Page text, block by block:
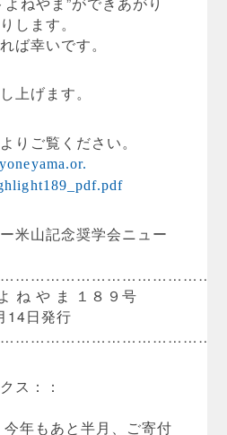
します。
ば幸いです。
上げます。
りご覧ください。
pdf.pdf
米山記念奨学会ニュー
ね や ま １８９号
日発行
ス：：
年もあと半月、ご寄付